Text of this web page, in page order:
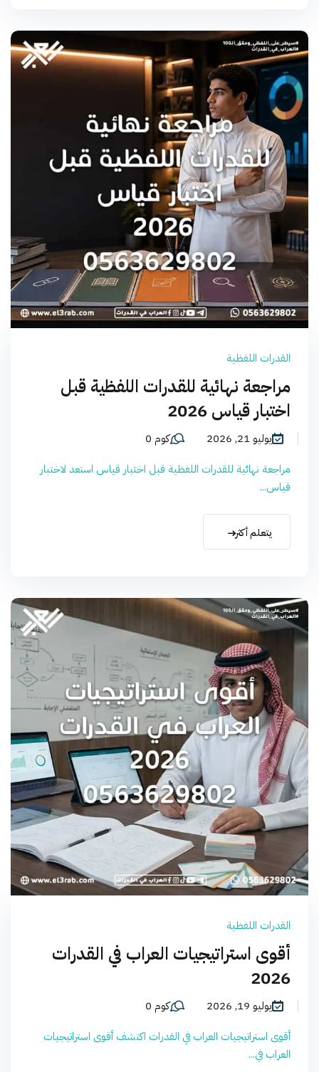
القدرات اللفظية
مراجعة نهائية للقدرات اللفظية قبل
اختبار قياس 2026
يوليو 21, 2026
كوم 0
مراجعة نهائية للقدرات اللفظية قبل اختبار قياس استعد لاختبار
قياس...
يتعلم أكثر
القدرات اللفظية
أقوى استراتيجيات العراب في القدرات
2026
يوليو 19, 2026
كوم 0
أقوى استراتيجيات العراب في القدرات اكتشف أقوى استراتيجيات
العراب في...